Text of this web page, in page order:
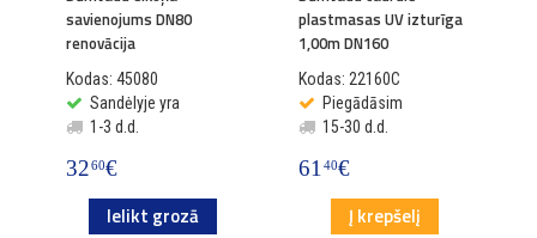
savienojums DN80
renovācija
Kodas: 45080
Sandėlyje yra
1-3 d.d.
3260€
Ielikt grozā
plastmasas UV izturīga
1,00m DN160
Kodas: 22160C
Piegādāsim
15-30 d.d.
6140€
Į krepšelį